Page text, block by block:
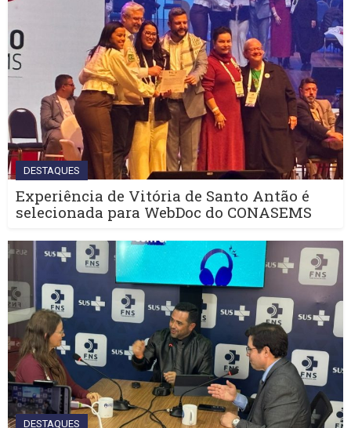
DESTAQUES
Experiência de Vitória de Santo Antão é
selecionada para WebDoc do CONASEMS
DESTAQUES